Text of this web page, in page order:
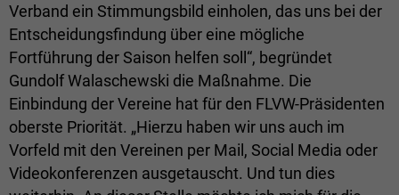
Verband ein Stimmungsbild einholen, das uns bei der
Entscheidungsfindung über eine mögliche
Fortführung der Saison helfen soll“, begründet
Gundolf Walaschewski die Maßnahme. Die
Einbindung der Vereine hat für den FLVW-Präsidenten
oberste Priorität. „Hierzu haben wir uns auch im
Vorfeld mit den Vereinen per Mail, Social Media oder
Videokonferenzen ausgetauscht. Und tun dies